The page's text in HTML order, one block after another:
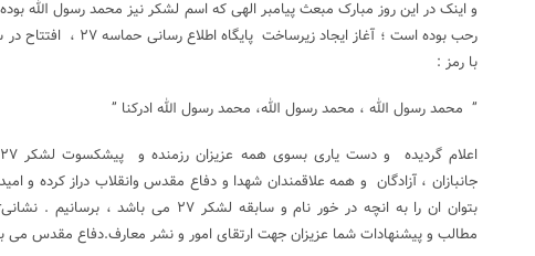
رحب بوده است ؛ آغاز ایجاد
با رمز :
” محمد رسول الله ، محمد رسول الله، محمد رسول الله ادرکنا ”
جانبازان ، آزادگان و همه علاقمندان شهدا و دفاع مقدس وانقلاب دراز کرده و
مطالب و پیشنهادات شما عزیزان جهت ارتقای امور و نشر معارف.دفاع مقدس می